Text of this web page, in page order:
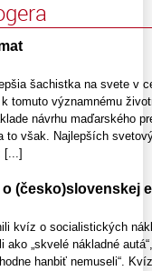
šachistka na svete v
tomuto významnému
návrhu maďarského
to však. Najlepších
[...]
o (česko)slovenskej
kvíz o socialistických
ako „skvelé nákladné
hanbiť nemuseli“.